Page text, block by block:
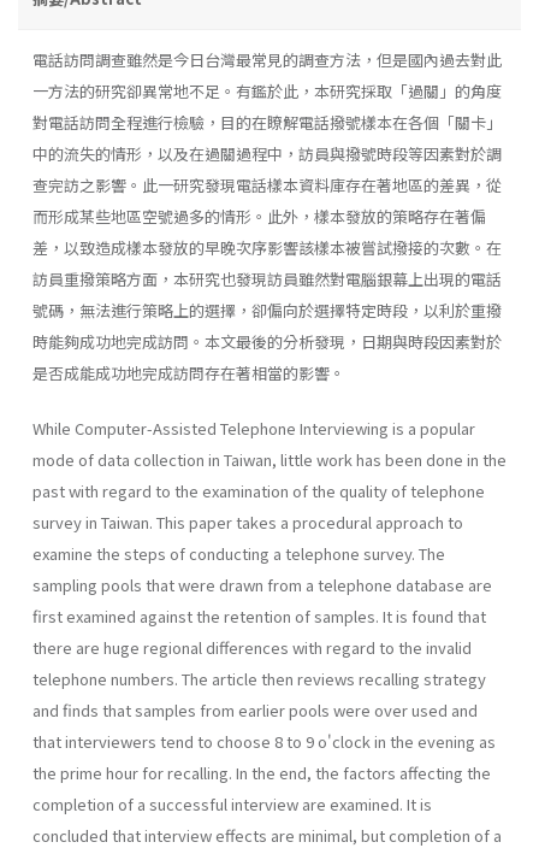
電話訪問調查雖然是今日台灣最常見的調查方法，但是國內過去對此
一方法的研究卻異常地不足。有鑑於此，本研究採取「過關」的角度
對電話訪問全程進行檢驗，目的在瞭解電話撥號樣本在各個「關卡」
中的流失的情形，以及在過關過程中，訪員與撥號時段等因素對於調
查完訪之影響。此一研究發現電話樣本資料庫存在著地區的差異，從
而形成某些地區空號過多的情形。此外，樣本發放的策略存在著偏
差，以致造成樣本發放的早晚次序影響該樣本被嘗試撥接的次數。在
訪員重撥策略方面，本研究也發現訪員雖然對電腦銀幕上出現的電話
號碼，無法進行策略上的選擇，卻偏向於選擇特定時段，以利於重撥
時能夠成功地完成訪問。本文最後的分析發現，日期與時段因素對於
是否成能成功地完成訪問存在著相當的影響。
While Computer-Assisted Telephone Interviewing is a popular
mode of data collection in Taiwan, little work has been done in the
past with regard to the examination of the quality of telephone
survey in Taiwan. This paper takes a procedural approach to
examine the steps of conducting a telephone survey. The
sampling pools that were drawn from a telephone database are
first examined against the retention of samples. It is found that
there are huge regional differences with regard to the invalid
telephone numbers. The article then reviews recalling strategy
and finds that samples from earlier pools were over used and
that interviewers tend to choose 8 to 9 o'clock in the evening as
the prime hour for recalling. In the end, the factors affecting the
completion of a successful interview are examined. It is
concluded that interview effects are minimal, but completion of a